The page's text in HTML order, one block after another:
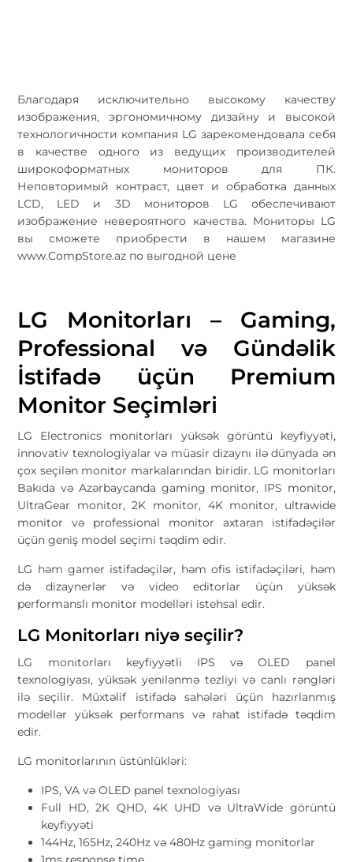
Благодаря исключительно высокому качеству
изображения, эргономичному дизайну и высокой
технологичности компания LG зарекомендовала себя
в качестве одного из ведущих производителей
широкоформатных мониторов для ПК.
Неповторимый контраст, цвет и обработка данных
LCD, LED и 3D мониторов LG обеспечивают
изображение невероятного качества. Мониторы LG
вы сможете приобрести в нашем магазине
www.CompStore.az по выгодной цене
LG Monitorları – Gaming,
Professional və Gündəlik
İstifadə üçün Premium
Monitor Seçimləri
LG Electronics monitorları yüksək görüntü keyfiyyəti,
innovativ texnologiyalar və müasir dizaynı ilə dünyada ən
çox seçilən monitor markalarından biridir. LG monitorları
Bakıda və Azərbaycanda gaming monitor, IPS monitor,
UltraGear monitor, 2K monitor, 4K monitor, ultrawide
monitor və professional monitor axtaran istifadəçilər
üçün geniş model seçimi təqdim edir.
LG həm gamer istifadəçilər, həm ofis istifadəçiləri, həm
də dizaynerlər və video editorlar üçün yüksək
performanslı monitor modelləri istehsal edir.
LG Monitorları niyə seçilir?
LG monitorları keyfiyyətli IPS və OLED panel
texnologiyası, yüksək yenilənmə tezliyi və canlı rəngləri
ilə seçilir. Müxtəlif istifadə sahələri üçün hazırlanmış
modellər yüksək performans və rahat istifadə təqdim
edir.
LG monitorlarının üstünlükləri:
IPS, VA və OLED panel texnologiyası
Full HD, 2K QHD, 4K UHD və UltraWide görüntü
keyfiyyəti
144Hz, 165Hz, 240Hz və 480Hz gaming monitorlar